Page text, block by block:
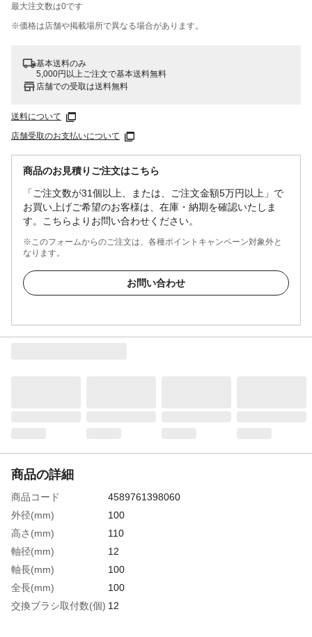
最大注文数は0です
※価格は​店舗や​掲載場所で​異なる​場合が​あります。
基本送料のみ
5,000円以上ご注文で基本送料無料
店舗での受取は送料無料
送料について
店舗受取のお支払いについて
商品のお見積りご注文はこちら
「ご注文数が31個以上、または、ご注文金額5万円以上」で
お買い上げご希望のお客様は、在庫・納期を確認いたしま
す。こちらよりお問い合わせください。
※このフォームからのご注文は、各種ポイントキャンペーン対象外と
なります。
お問い合わせ
商品の詳細
商品コード
4589761398060
外径(mm)
100
高さ(mm)
110
軸径(mm)
12
軸長(mm)
100
全長(mm)
100
交換ブラシ取付数(個) 12